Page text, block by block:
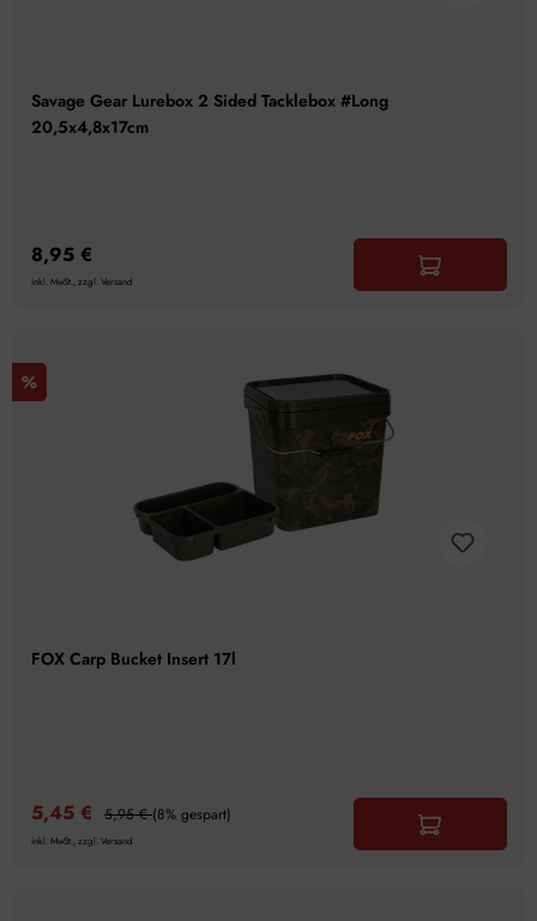
Savage Gear Lurebox 2 Sided Tacklebox #Long
20,5x4,8x17cm
8,95 €
inkl. MwSt., zzgl. Versand
%
FOX Carp Bucket Insert 17l
5,45 € 5,95 €(8% gespart)
inkl. MwSt., zzgl. Versand